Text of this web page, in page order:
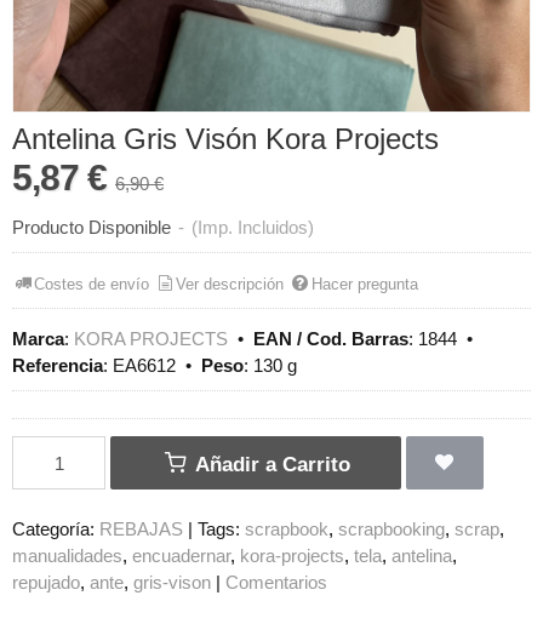
Antelina Gris Visón Kora Projects
5,87 € 6,90 €
Producto Disponible - (Imp. Incluidos)
Costes de envío Ver descripción Hacer pregunta
Marca: KORA PROJECTS • EAN / Cod. Barras: 1844 •
Referencia: EA6612 • Peso: 130 g
Añadir a Carrito
Categoría: REBAJAS Tags: scrapbook scrapbooking scrap
manualidades encuadernar kora-projects tela antelina
repujado ante gris-vison Comentarios